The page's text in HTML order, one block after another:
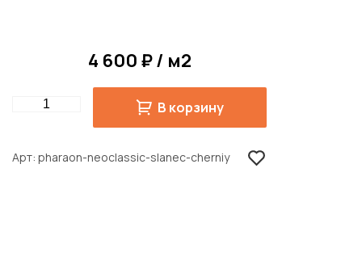
4 600 ₽ / м2
Quantity В корзину
Арт pharaon-neoclassic-slanec-cherniy